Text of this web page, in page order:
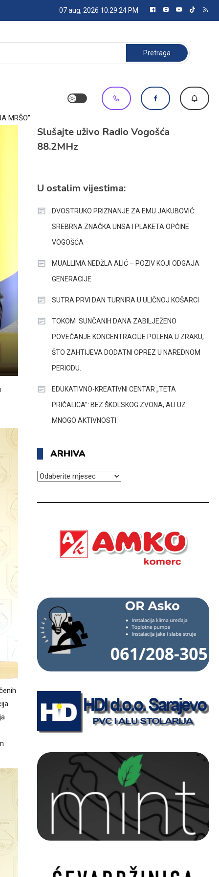
07 aug, 2026 10:29:25 PM
Pretraga:
MRŠO”
Slušajte uživo Radio Vogošća
88.2MHz
U ostalim vijestima:
DVOSTRUKO PRIZNANJE ZA EMU JAKUBOVIĆ:
SREBRNA ZNAČKA UNSA I PLAKETA OPĆINE
VOGOŠĆA
MUALLIMA NEDŽLA ALIĆ – POZIV KOJI ODGAJA
GENERACIJE
SUTRA PRVI DAN TURNIRA U ULIČNOJ KOŠARCI
TOKOM SUNČANIH DANA ZABILJEŽENO
POVEĆANJE KONCENTRACIJE POLENA U ZRAKU,
ŠTO ZAHTIJEVA DODATNI OPREZ U NAREDNOM
PERIODU.
EDUKATIVNO-KREATIVNI CENTAR „TETA
PRIČALICA”: BEZ ŠKOLSKOG ZVONA, ALI UZ
MNOGO AKTIVNOSTI
ARHIVA
ARHIVA